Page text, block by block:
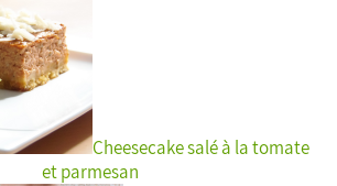
Cheesecake salé à la tomate
et parmesan